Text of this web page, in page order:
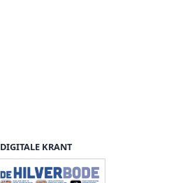
DIGITALE KRANT